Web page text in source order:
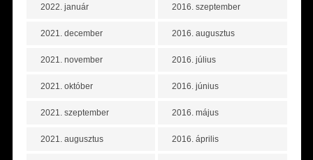
2022. január
2021. december
2021. november
2021. október
2021. szeptember
2021. augusztus
2016. szeptember
2016. augusztus
2016. július
2016. június
2016. május
2016. április